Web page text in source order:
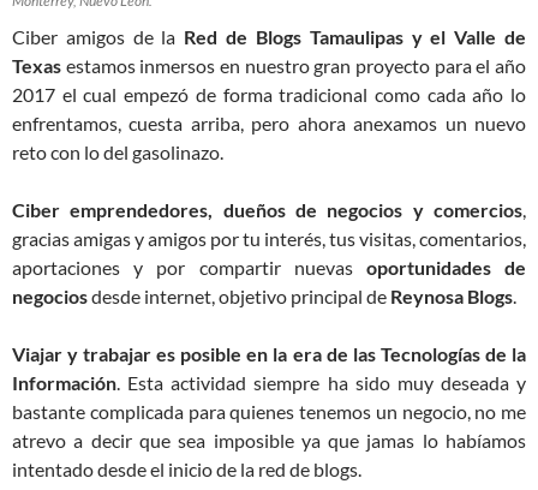
Ciber amigos de la Red de Blogs Tamaulipas y el Valle de
Texas estamos inmersos en nuestro gran proyecto para el año
2017 el cual empezó de forma tradicional como cada año lo
enfrentamos, cuesta arriba, pero ahora anexamos un nuevo
reto con lo del gasolinazo.
Ciber emprendedores, dueños de negocios y comercios
gracias amigas y amigos por tu interés, tus visitas, comentarios,
aportaciones y por compartir nuevas oportunidades de
negociosdesde internet, objetivo principal de Reynosa Blogs
Viajar y trabajar es posible en la era de las Tecnologías de la
Información . Esta actividad siempre ha sido muy deseada y
bastante complicada para quienes tenemos un negocio, no me
atrevo a decir que sea imposible ya que jamas lo habíamos
intentado desde el inicio de la red de blogs.